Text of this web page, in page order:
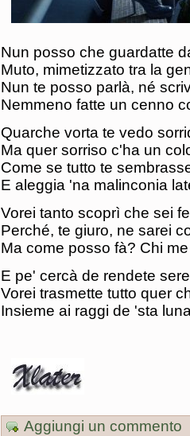
Nun posso che guardatte
Muto, mimetizzato tra la
Nun te posso parlà, né
Nemmeno fatte un cenno
Quarche vorta te vedo
Ma quer sorriso c'ha un
Come se tutto te
E aleggia 'na malinconia
Vorei tanto scoprì che sei
Perché, te giuro, ne sarei
Ma come posso fà? Chi
E pe' cercà de rendete
Vorei trasmette tutto quer
Insieme ai raggi de 'sta
Aggiungi un commento